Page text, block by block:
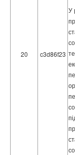
20 c3d86f23
У